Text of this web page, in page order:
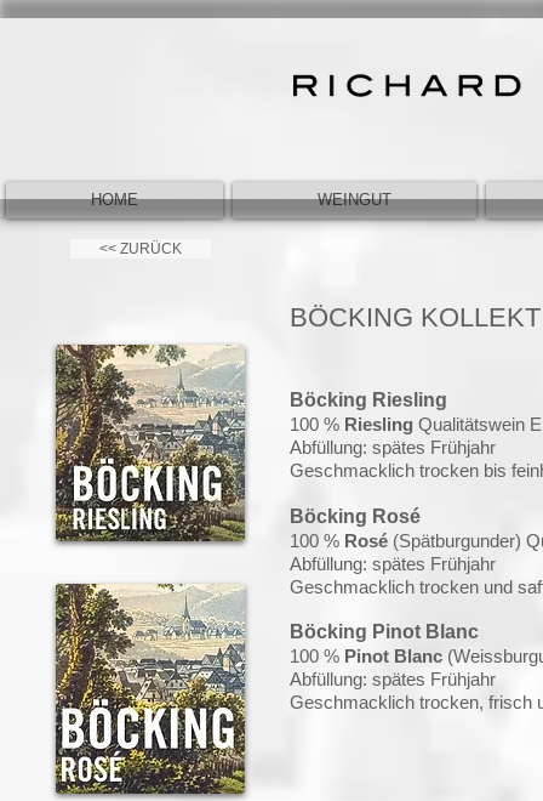
HOME WEINGUT
<< ZURÜCK
BÖCKING
Böcking Riesling
100 % Riesling Qualitätswein
Abfüllung: spätes Frühjahr
Geschmacklich trocken bis
Böcking Rosé
100 % Rosé (Spätburgunder)
Abfüllung: spätes Frühjahr
Geschmacklich trocken und
Böcking Pinot Blanc
100 % Pinot Blanc
Abfüllung: spätes Frühjahr
Geschmacklich trocken, frisch